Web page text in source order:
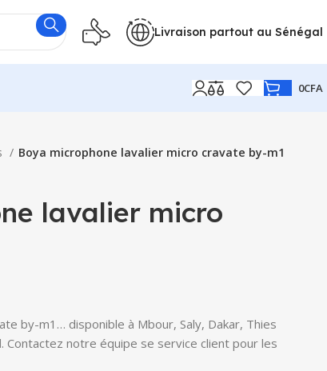
Livraison partout au Sénégal
0CFA
Boya microphone lavalier micro cravate by-m1
lavalier micro
by-m1… disponible à Mbour, Saly, Dakar, Thies
Contactez notre équipe se service client pour les